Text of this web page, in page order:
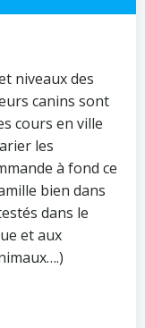
niveaux des
canins sont
cours en ville
les
à fond ce
bien dans
dans le
et aux